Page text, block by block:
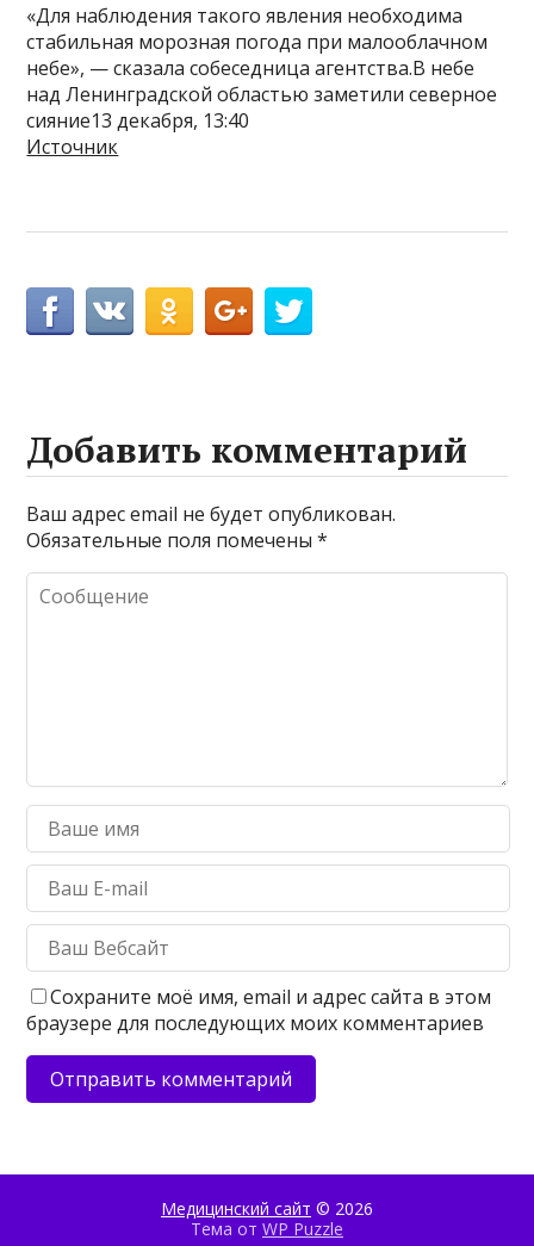
«Для наблюдения такого явления необходима
стабильная морозная погода при малооблачном
небе», — сказала собеседница агентства.В небе
над Ленинградской областью заметили северное
сияние13 декабря, 13:40
Источник
Добавить комментарий
Ваш адрес email не будет опубликован.
Обязательные поля помечены*
Сохраните моё имя, email и адрес сайта в этом
браузере для последующих моих комментариев
Медицинский сайт © 2026
Тема от WP Puzzle